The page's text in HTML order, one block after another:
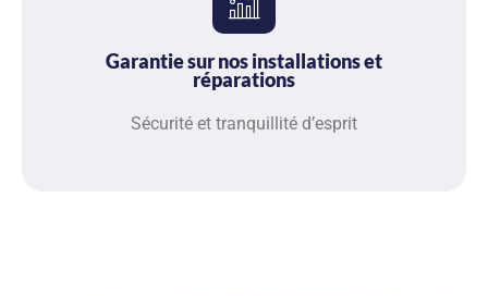
Garantie sur nos installations et
réparations
Sécurité et tranquillité d’esprit